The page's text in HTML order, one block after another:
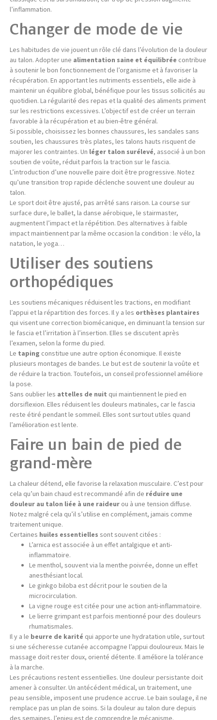
l’inflammation.
Changer de mode de vie
Les habitudes de vie jouent un rôle clé dans l’évolution de la douleur
au talon. Adopter une alimentation saine et équilibrée contribue
à soutenir le bon fonctionnement de l’organisme et à favoriser la
récupération. En apportant les nutriments essentiels, elle aide à
maintenir un équilibre global, bénéfique pour les tissus sollicités au
quotidien. La régularité des repas et la qualité des aliments priment
sur les restrictions excessives. L’objectif est de créer un terrain
favorable à la récupération et au bien-être général.
Si possible, choisissez les bonnes chaussures, les sandales sans
soutien, les chaussures très plates, les talons hauts risquent de
majorer les contraintes. Un léger talon surélevé, associé à un bon
soutien de voûte, réduit parfois la traction sur le fascia.
L’introduction d’une nouvelle paire doit être progressive. Notez
qu’une transition trop rapide déclenche souvent une douleur au
talon.
Le sport doit être ajusté, pas arrêté sans raison. La course sur
surface dure, le ballet, la danse aérobique, le stairmaster,
augmentent l’impact et la répétition. Des alternatives à faible
impact maintiennent par la même occasion la condition : le vélo, la
natation, le yoga…
Utiliser des soutiens
orthopédiques
Les soutiens mécaniques réduisent les tractions, en modifiant
l’appui et la répartition des forces. Il y a les orthèses plantaires
qui visent une correction biomécanique, en diminuant la tension sur
le fascia et l’irritation à l’insertion. Elles se discutent après
l’examen, selon la forme du pied.
Le taping constitue une autre option économique. Il existe
plusieurs montages de bandes. Le but est de soutenir la voûte et
de réduire la traction. Toutefois, un conseil professionnel améliore
la pose.
Sans oublier les attelles de nuit qui maintiennent le pied en
dorsiflexion. Elles réduisent les douleurs matinales, car le fascia
reste étiré pendant le sommeil. Elles sont surtout utiles quand
l’amélioration est lente.
Faire un bain de pied de
grand-mère
La chaleur détend, elle favorise la relaxation musculaire. C’est pour
cela qu’un bain chaud est recommandé afin de réduire une
douleur au talon liée à une raideur ou à une tension diffuse.
Notez malgré cela qu’il s’utilise en complément, jamais comme
traitement unique.
Certaines huiles essentielles sont souvent citées :
L’arnica est associée à un effet antalgique et anti-
inflammatoire.
Le menthol, souvent via la menthe poivrée, donne un effet
anesthésiant local.
Le ginkgo biloba est décrit pour le soutien de la
microcirculation.
La vigne rouge est citée pour une action anti-inflammatoire.
Le lierre grimpant est parfois mentionné pour des douleurs
rhumatismales.
Il y a le beurre de karité qui apporte une hydratation utile, surtout
si une sécheresse cutanée accompagne l’appui douloureux. Mais le
massage doit rester doux, orienté détente. Il améliore la tolérance
à la marche.
Les précautions restent essentielles. Une douleur persistante doit
amener à consulter. Un antécédent médical, un traitement, une
peau sensible, imposent une prudence accrue. Le bain soulage, il ne
remplace pas un plan de soins. Si la douleur au talon dure depuis
des semaines, l’enjeu est de comprendre le mécanisme.